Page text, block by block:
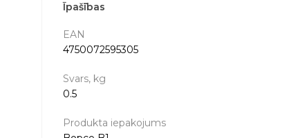
Īpašības
EAN
4750072595305
Svars, kg
0.5
Produkta iepakojums